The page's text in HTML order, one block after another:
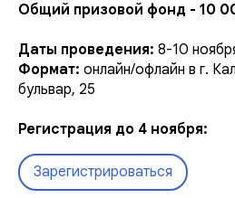
Общий призовой фонд - 10
Даты проведения: 8-10
Формат: онлайн/офлайн в г.
бульвар, 25
Регистрация до 4 ноября:
Зарегистрироваться